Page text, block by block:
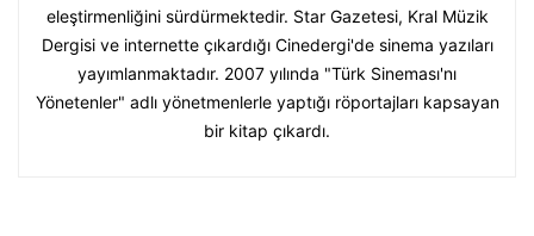
eleştirmenliğini sürdürmektedir. Star Gazetesi, Kral Müzik
Dergisi ve internette çıkardığı Cinedergi'de sinema yazıları
yayımlanmaktadır. 2007 yılında "Türk Sineması'nı
Yönetenler" adlı yönetmenlerle yaptığı röportajları kapsayan
bir kitap çıkardı.